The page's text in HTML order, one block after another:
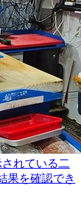
れている二
果を確認でき